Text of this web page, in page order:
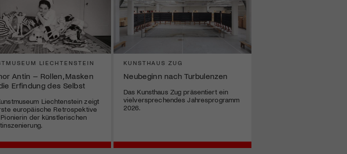
LIECHTENSTEIN
Antin – Rollen, Masken
Erfindung des Selbst
Liechtenstein zeigt
europäische Retrospektive
der künstlerischen
KUNSTHAUS ZUG
Neubeginn nach Turbulenzen
Das Kunsthaus Zug präsentiert ein
vielversprechendes Jahresprogramm
2026.